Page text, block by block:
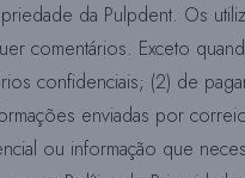
da Pulpdent. Os
comentários. Exceto
confidenciais; (2) de
enviadas por
ou informação que